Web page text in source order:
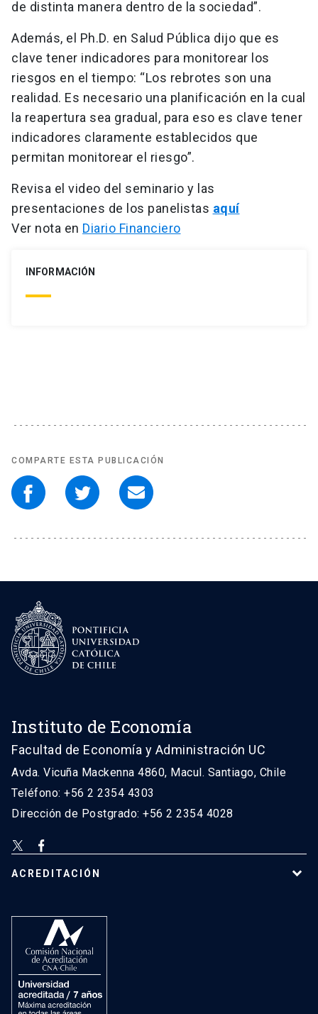
de distinta manera dentro de la sociedad”.
Además, el Ph.D. en Salud Pública dijo que es
clave tener indicadores para monitorear los
riesgos en el tiempo: “Los rebrotes son una
realidad. Es necesario una planificación en la cual
la reapertura sea gradual, para eso es clave tener
indicadores claramente establecidos que
permitan monitorear el riesgo”.
Revisa el video del seminario y las
presentaciones de los panelistas aquí
Ver nota en Diario Financiero
INFORMACIÓN
COMPARTE ESTA PUBLICACIÓN
Instituto de Economía
Facultad de Economía y Administración UC
Avda. Vicuña Mackenna 4860, Macul. Santiago, Chile
Teléfono: +56 2 2354 4303
Dirección de Postgrado: +56 2 2354 4028
ACREDITACIÓN